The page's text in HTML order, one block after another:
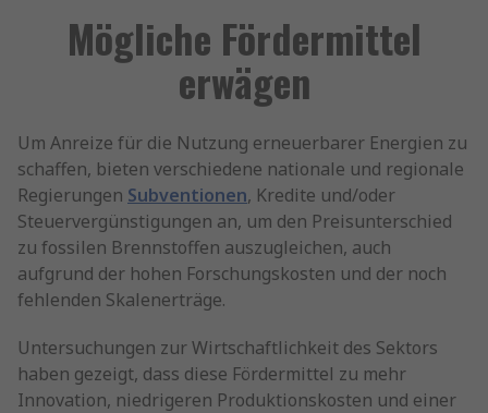
Mögliche Fördermittel
erwägen
Um Anreize für die Nutzung erneuerbarer Energien zu
schaffen, bieten verschiedene nationale und regionale
Regierungen Subventionen, Kredite und/oder
Steuervergünstigungen an, um den Preisunterschied
zu fossilen Brennstoffen auszugleichen, auch
aufgrund der hohen Forschungskosten und der noch
fehlenden Skalenerträge.
Untersuchungen zur Wirtschaftlichkeit des Sektors
haben gezeigt, dass diese Fördermittel zu mehr
Innovation, niedrigeren Produktionskosten und einer